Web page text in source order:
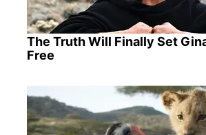
The Truth Will Finally Set
Free